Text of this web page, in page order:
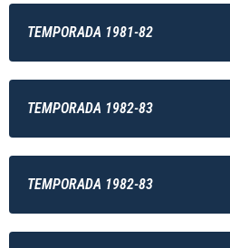
TEMPORADA 1981-82
TEMPORADA 1982-83
TEMPORADA 1982-83